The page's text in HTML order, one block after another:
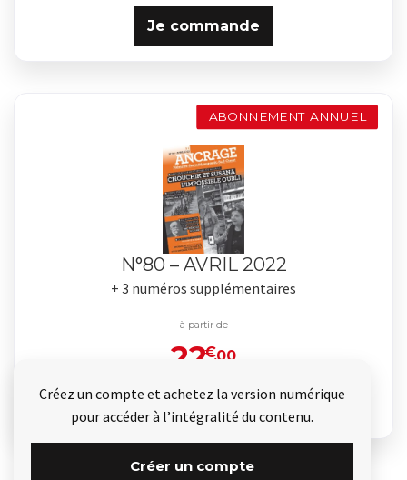
Je commande
ABONNEMENT ANNUEL
N°80 – AVRIL 2022
+ 3 numéros supplémentaires
22€.00
à partir de
Je commande
Créez un compte et achetez la version numérique
pour accéder à l’intégralité du contenu.
Créer un compte